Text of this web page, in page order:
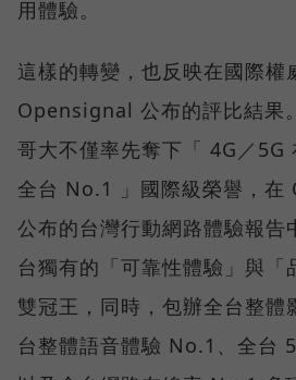
用體驗。
這樣的轉變，也反映在國際權
Opensignal 公布的評比結果
哥大不僅率先奪下「 4G／5G
全台 No.1 」國際級榮譽，
公布的台灣行動網路體驗報告
台獨有的「可靠性體驗」與「
雙冠王，同時，包辦全台整
台整體語音體驗 No.1、全台